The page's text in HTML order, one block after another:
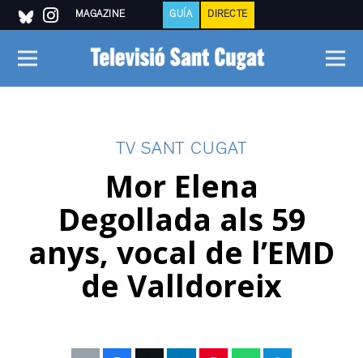
MAGAZINE GUÍA DIRECTE
TV SANT CUGAT
Mor Elena
Degollada als 59
anys, vocal de l’EMD
de Valldoreix